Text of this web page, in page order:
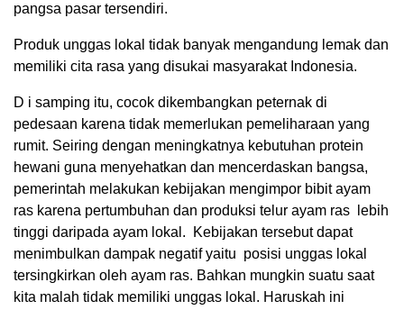
pangsa pasar tersendiri.
Produk unggas lokal tidak banyak mengandung lemak dan
memiliki cita rasa yang disukai masyarakat Indonesia.
D i samping itu, cocok dikembangkan peternak di
pedesaan karena tidak memerlukan pemeliharaan yang
rumit. Seiring dengan meningkatnya kebutuhan protein
hewani guna menyehatkan dan mencerdaskan bangsa,
pemerintah melakukan kebijakan mengimpor bibit ayam
ras karena pertumbuhan dan produksi telur ayam ras lebih
tinggi daripada ayam lokal. Kebijakan tersebut dapat
menimbulkan dampak negatif yaitu posisi unggas lokal
tersingkirkan oleh ayam ras. Bahkan mungkin suatu saat
kita malah tidak memiliki unggas lokal. Haruskah ini